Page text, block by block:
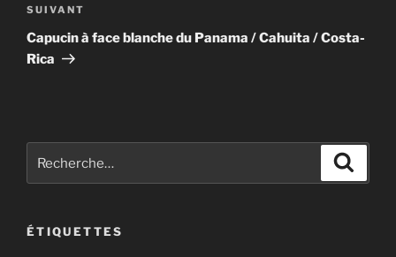
Article
suivant
SUIVANT
Capucin à face blanche du Panama / Cahuita / Costa-
Rica
pour
ÉTIQUETTES